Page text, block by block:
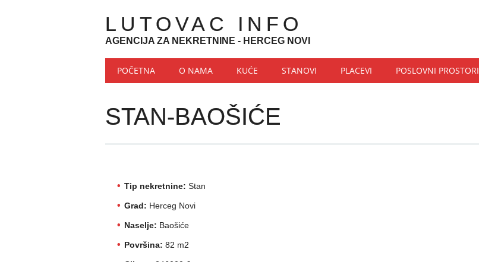
LUTOVAC INFO
AGENCIJA ZA NEKRETNINE - HERCEG NOVI
Main menu
Skip to content
POČETNA O NAMA KUĆE STANOVI PLACEVI POSLOVNI PROSTORI
STAN-BAOŠIĆE
Tip nekretnine: Stan
Grad: Herceg Novi
Naselje: Baošiće
Površina: 82 m2